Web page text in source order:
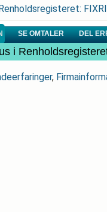
SE OMTALER DEL
i
,